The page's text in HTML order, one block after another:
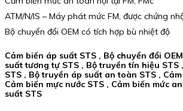
ATM/N/IS – Máy phát mức FM, được chứng
Bộ chuyển đổi OEM có tích hợp bù nhiệt độ
Cảm biến áp suất STS , Bộ chuyển đổi
suất tương tự STS , Bộ truyền tín hiệu STS
STS , Bộ truyền áp suất an toàn STS ,
Cảm biến mực nước STS , Cảm biến mức
suất STS